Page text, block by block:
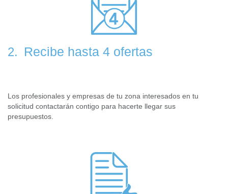
2. Recibe hasta 4 ofertas
Los profesionales y empresas de tu zona interesados en tu
solicitud contactarán contigo para hacerte llegar sus
presupuestos.